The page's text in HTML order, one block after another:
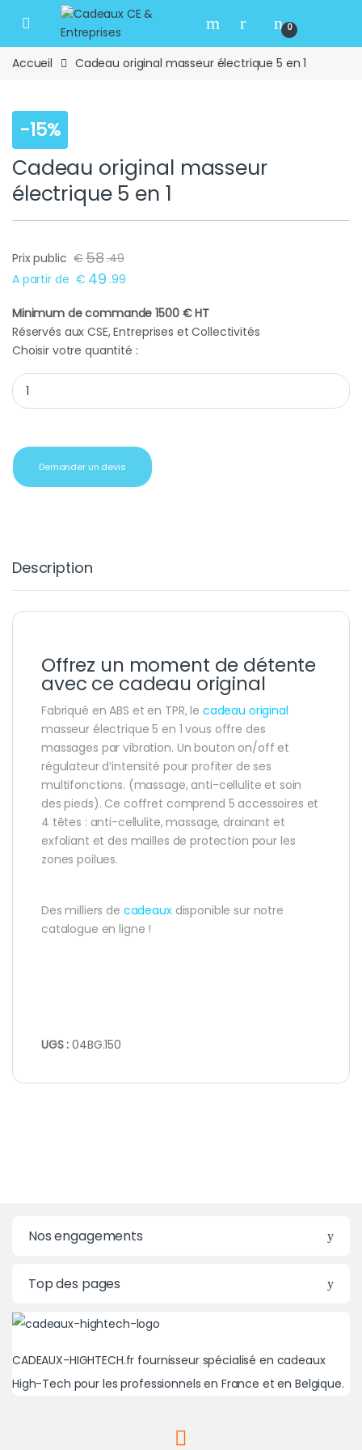
Skip to navigation
Skip to content
Open 0
Accueil Cadeau original masseur électrique 5 en 1
-15%
Cadeau original masseur
électrique 5 en 1
Prix public €58.49
A partir de € 49 .99
Minimum de commande 1500 € HT
Réservés aux CSE, Entreprises et Collectivités
Choisir votre quantité :
Cadeau original masseur électrique 5 en 1 quantity
Demander un devis
Description
Offrez un moment de détente
avec ce cadeau original
Fabriqué en ABS et en TPR, le cadeau original
masseur électrique 5 en 1 vous offre des
massages par vibration. Un bouton on/off et
régulateur d’intensité pour profiter de ses
multifonctions. (massage, anti-cellulite et soin
des pieds). Ce coffret comprend 5 accessoires et
4 têtes : anti-cellulite, massage, drainant et
exfoliant et des mailles de protection pour les
zones poilues.
Des milliers de cadeauxdisponible sur notre
catalogue en ligne !
UGS :04BG.150
Nos engagements
Top des pages
CADEAUX-HIGHTECH.fr fournisseur spécialisé en cadeaux
High-Tech pour les professionnels en France et en Belgique.